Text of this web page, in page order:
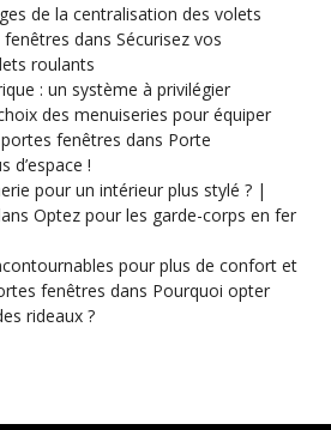
de la centralisation des volets
dans Sécurisez vos
roulants
: un système à privilégier
des menuiseries pour équiper
fenêtres dans Porte
d’espace !
pour un intérieur plus stylé ? |
Optez pour les garde-corps en fer
pour plus de confort et
fenêtres dans Pourquoi opter
rideaux ?